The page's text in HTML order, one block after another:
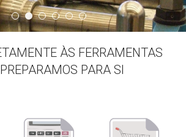
Quem Somos
Slide03Banner05
Banner06
Slide02Banner03
ÀS FERRAMENTAS
PARA SI